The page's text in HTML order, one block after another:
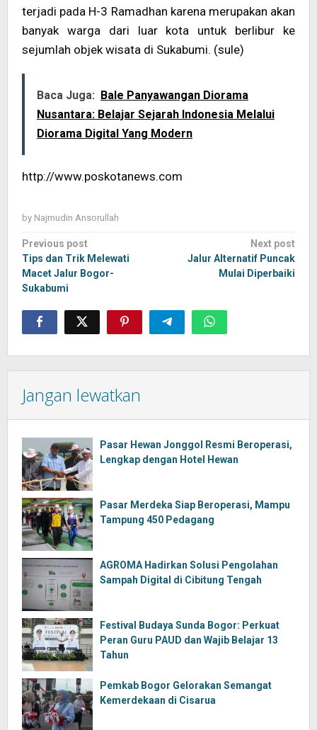
terjadi pada H-3 Ramadhan karena merupakan akan
banyak warga dari luar kota untuk berlibur ke
sejumlah objek wisata di Sukabumi. (sule)
Baca Juga: Bale Panyawangan Diorama
Nusantara: Belajar Sejarah Indonesia Melalui
Diorama Digital Yang Modern
http://www.poskotanews.com
by Najmudin Ansorullah
Post
navigation
Previous post
Tips dan Trik Melewati
Macet Jalur Bogor-
Sukabumi
Next post
Jalur Alternatif Puncak
Mulai Diperbaiki
Jangan lewatkan
Pasar Hewan Jonggol Resmi Beroperasi,
Lengkap dengan Hotel Hewan
Pasar Merdeka Siap Beroperasi, Mampu
Tampung 450 Pedagang
AGROMA Hadirkan Solusi Pengolahan
Sampah Digital di Cibitung Tengah
Festival Budaya Sunda Bogor: Perkuat
Peran Guru PAUD dan Wajib Belajar 13
Tahun
Pemkab Bogor Gelorakan Semangat
Kemerdekaan di Cisarua